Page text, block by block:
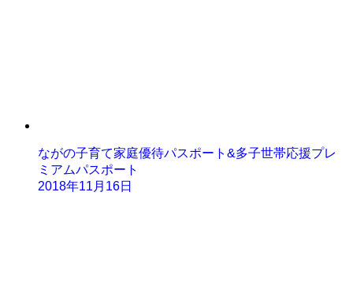
ながの子育て家庭優待パスポート&多子世帯応援プレ
ミアムパスポート
2018年11月16日